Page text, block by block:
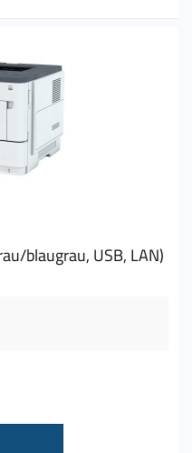
blaugrau, USB, LAN)